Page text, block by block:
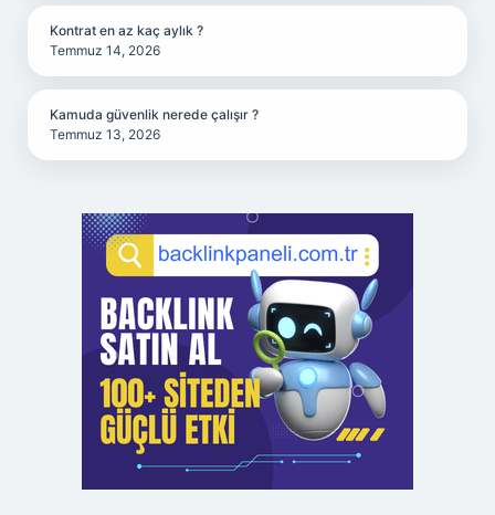
Kontrat en az kaç aylık ?
Temmuz 14, 2026
Kamuda güvenlik nerede çalışır ?
Temmuz 13, 2026